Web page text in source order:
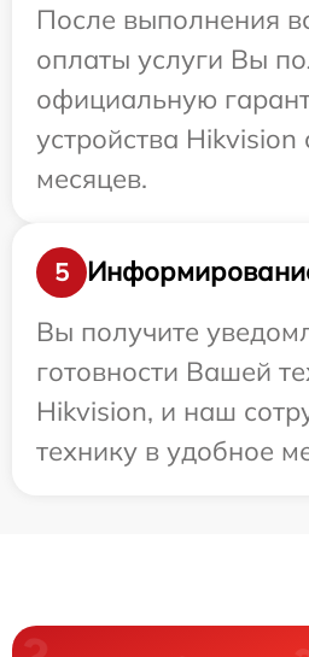
После выполнения
оплаты услуги Вы
официальную
устройства
месяцев.
5
Вы получите
готовности Вашей
Hikvision, и наш
технику в удобное